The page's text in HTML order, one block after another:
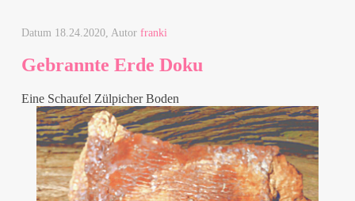
Datum 18.24.2020 , Autorfranki
Gebrannte Erde Doku
Eine Schaufel Zülpicher Boden